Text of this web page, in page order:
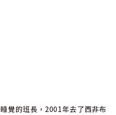
覺的班長，2001年去了西非布